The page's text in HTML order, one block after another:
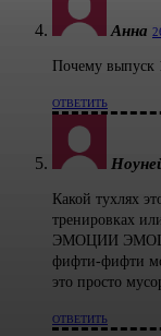
Анна
Почему выпуск
ОТВЕТИТЬ
Какой тухлях
тренировках
ЭМОЦИИ
фифти-фифти
это просто
ОТВЕТИТЬ